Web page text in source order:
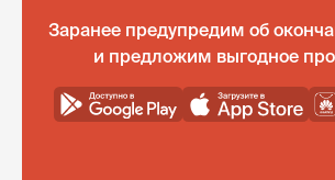
Заранее предупредим об
и предложим выгодное